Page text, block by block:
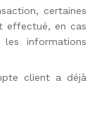
certaines
effectué, en cas
les informations
client a déjà